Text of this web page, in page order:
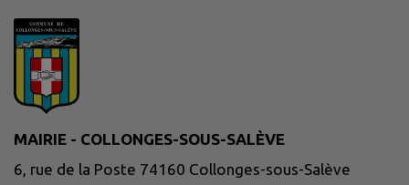
MAIRIE - COLLONGES-SOUS-SALÈVE
6, rue de la Poste 74160 Collonges-sous-Salève